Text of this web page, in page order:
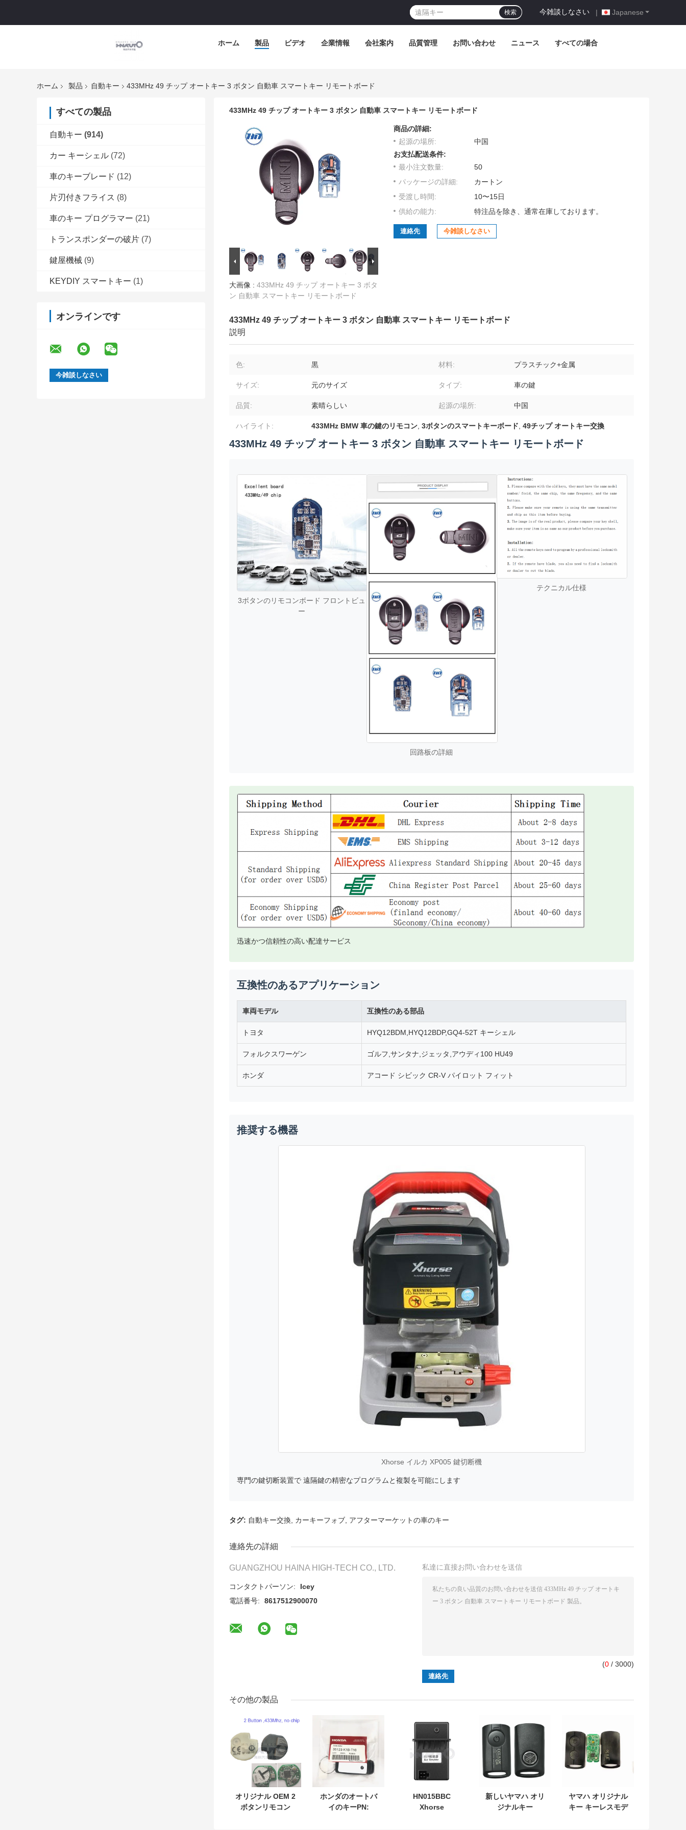
Japanese
今雑談しなさい |
検索
ホーム 製品 ビデオ 企業情報 会社案内 品質管理 お問い合わせ ニュース すべての場合
ホーム 製品 自動キー 433MHz 49 チップ オートキー 3 ボタン 自動車 スマートキー リモートボード
すべての製品
自動キー (914)
カー キーシェル (72)
車のキーブレード (12)
片刃付きフライス (8)
車のキー プログラマー (21)
トランスポンダーの破片 (7)
鍵屋機械 (9)
KEYDIY スマートキー (1)
オンラインです
433MHz 49 チップ オートキー 3 ボタン 自動車 スマートキー リモートボード
大画像 : 433MHz 49 チップ オートキー 3 ボタ
ン 自動車 スマートキー リモートボード
商品の詳細:
起源の場所:
中国
お支払配送条件:
最小注文数量:
50
パッケージの詳細:
カートン
受渡し時間:
10〜15日
供給の能力:
特注品を除き、通常在庫しております。
連絡先 今雑談しなさい
433MHz 49 チップ オートキー 3 ボタン 自動車 スマートキー リモートボード
説明
色: 黒 材料: プラスチック+金属
サイズ: 元のサイズ タイプ: 車の鍵
品質: 素晴らしい 起源の場所: 中国
ハイライト: 433MHz BMW 車の鍵のリモコン, 3ボタンのスマートキーボード, 49チップ オートキー交換
433MHz 49 チップ オートキー 3 ボタン 自動車 スマートキー リモートボード
3ボタンのリモコンボード フロントビュ
ー
回路板の詳細
テクニカル仕様
迅速かつ信頼性の高い配達サービス
互換性のあるアプリケーション
車両モデル 互換性のある部品
トヨタ HYQ12BDM,HYQ12BDP,GQ4-52T キーシェル
フォルクスワーゲン ゴルフ,サンタナ,ジェッタ,アウディ100 HU49
ホンダ アコード シビック CR-V パイロット フィット
推奨する機器
Xhorse イルカ XP005 鍵切断機
専門の鍵切断装置で 遠隔鍵の精密なプログラムと複製を可能にします
タグ: 自動キー交換 カーキーフォブ アフターマーケットの車のキー
連絡先の詳細
GUANGZHOU HAINA HIGH-TECH CO., LTD.
コンタクトパーソン:
Icey
電話番号:
8617512900070
私達に直接お問い合わせを送信
(0 / 3000)
その他の製品
オリジナル OEM 2
ボタンリモコン
ホンダのオートバ
イのキーPN:
HN015BBC
Xhorse
新しいヤマハ オリ
ジナルキー
ヤマハ オリジナル
キー キーレスモデ